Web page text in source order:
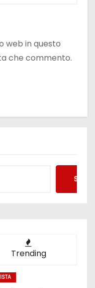
web in questo
che commento.
Trending